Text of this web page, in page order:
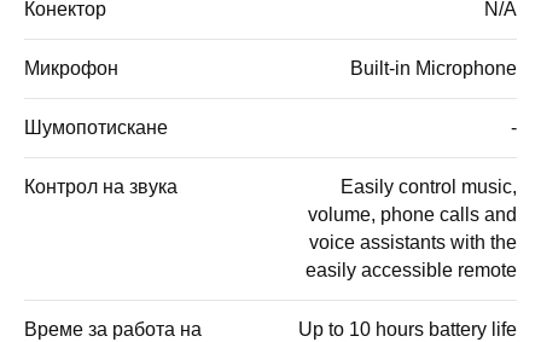
Конектор N/A
Микрофон Built-in Microphone
Шумопотискане -
Контрол на звука
Easily control music,
volume, phone calls and
voice assistants with the
easily accessible remote
Време за работа на
Up to 10 hours battery life